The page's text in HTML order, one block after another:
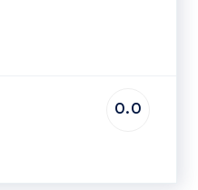
0.0